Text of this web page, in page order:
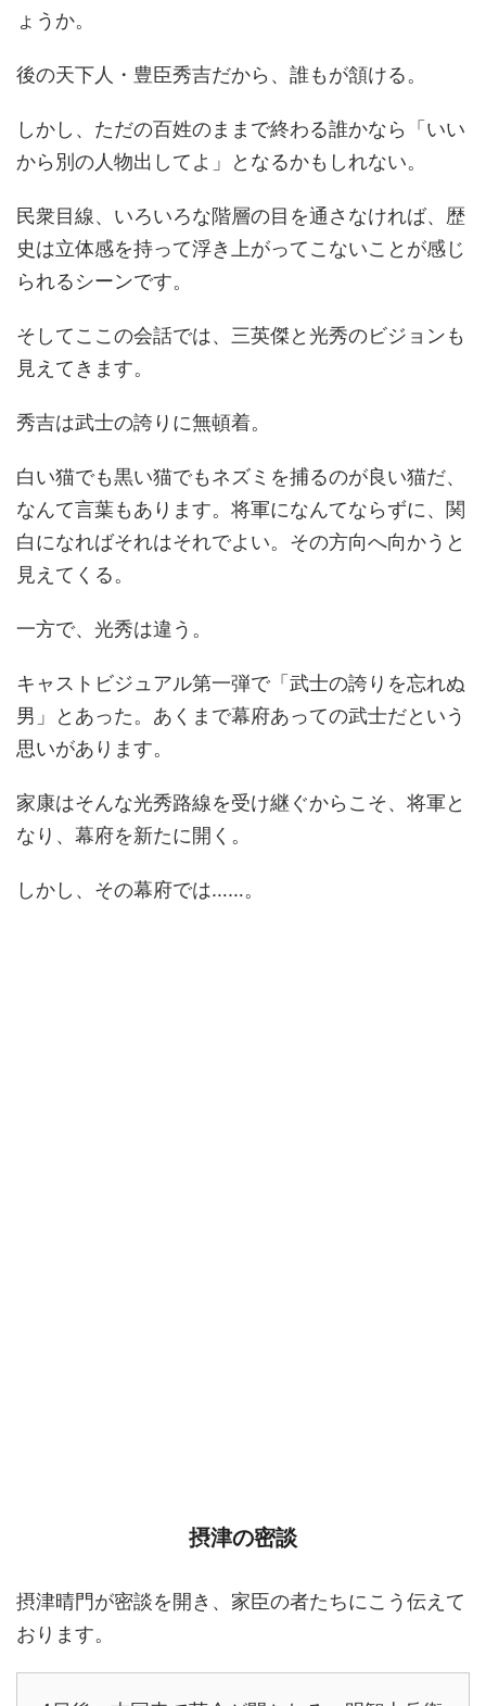
ょうか。
後の天下人・豊臣秀吉だから、誰もが頷ける。
しかし、ただの百姓のままで終わる誰かなら「いい
から別の人物出してよ」となるかもしれない。
民衆目線、いろいろな階層の目を通さなければ、歴
史は立体感を持って浮き上がってこないことが感じ
られるシーンです。
そしてここの会話では、三英傑と光秀のビジョンも
見えてきます。
秀吉は武士の誇りに無頓着。
白い猫でも黒い猫でもネズミを捕るのが良い猫だ、
なんて言葉もあります。将軍になんてならずに、関
白になればそれはそれでよい。その方向へ向かうと
見えてくる。
一方で、光秀は違う。
キャストビジュアル第一弾で「武士の誇りを忘れぬ
男」とあった。あくまで幕府あっての武士だという
思いがあります。
家康はそんな光秀路線を受け継ぐからこそ、将軍と
なり、幕府を新たに開く。
しかし、その幕府では……。
摂津の密談
摂津晴門が密談を開き、家臣の者たちにこう伝えて
おります。